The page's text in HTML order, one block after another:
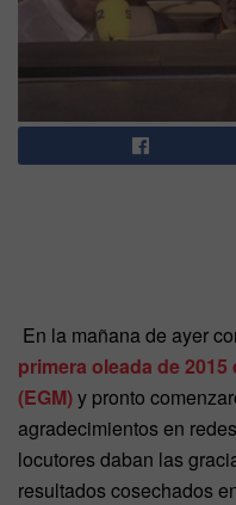
En la mañana de ayer
primera oleada de
(EGM)y pronto
agradecimientos en
locutores daban las
resultados cosechados